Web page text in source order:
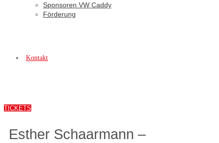
Sponsoren VW Caddy
Förderung
Kontakt
TICKETS
Esther Schaarmann –